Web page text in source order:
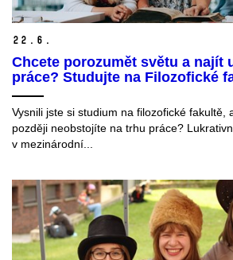
22. 6.
Chcete porozumět světu a najít
práce? Studujte na Filozofické
Vysnili jste si studium na filozofické fakultě,
později neobstojíte na trhu práce?
v mezinárodní...